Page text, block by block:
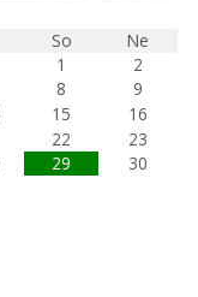
So
Ne
1
2
8
9
15
16
22
23
29
30